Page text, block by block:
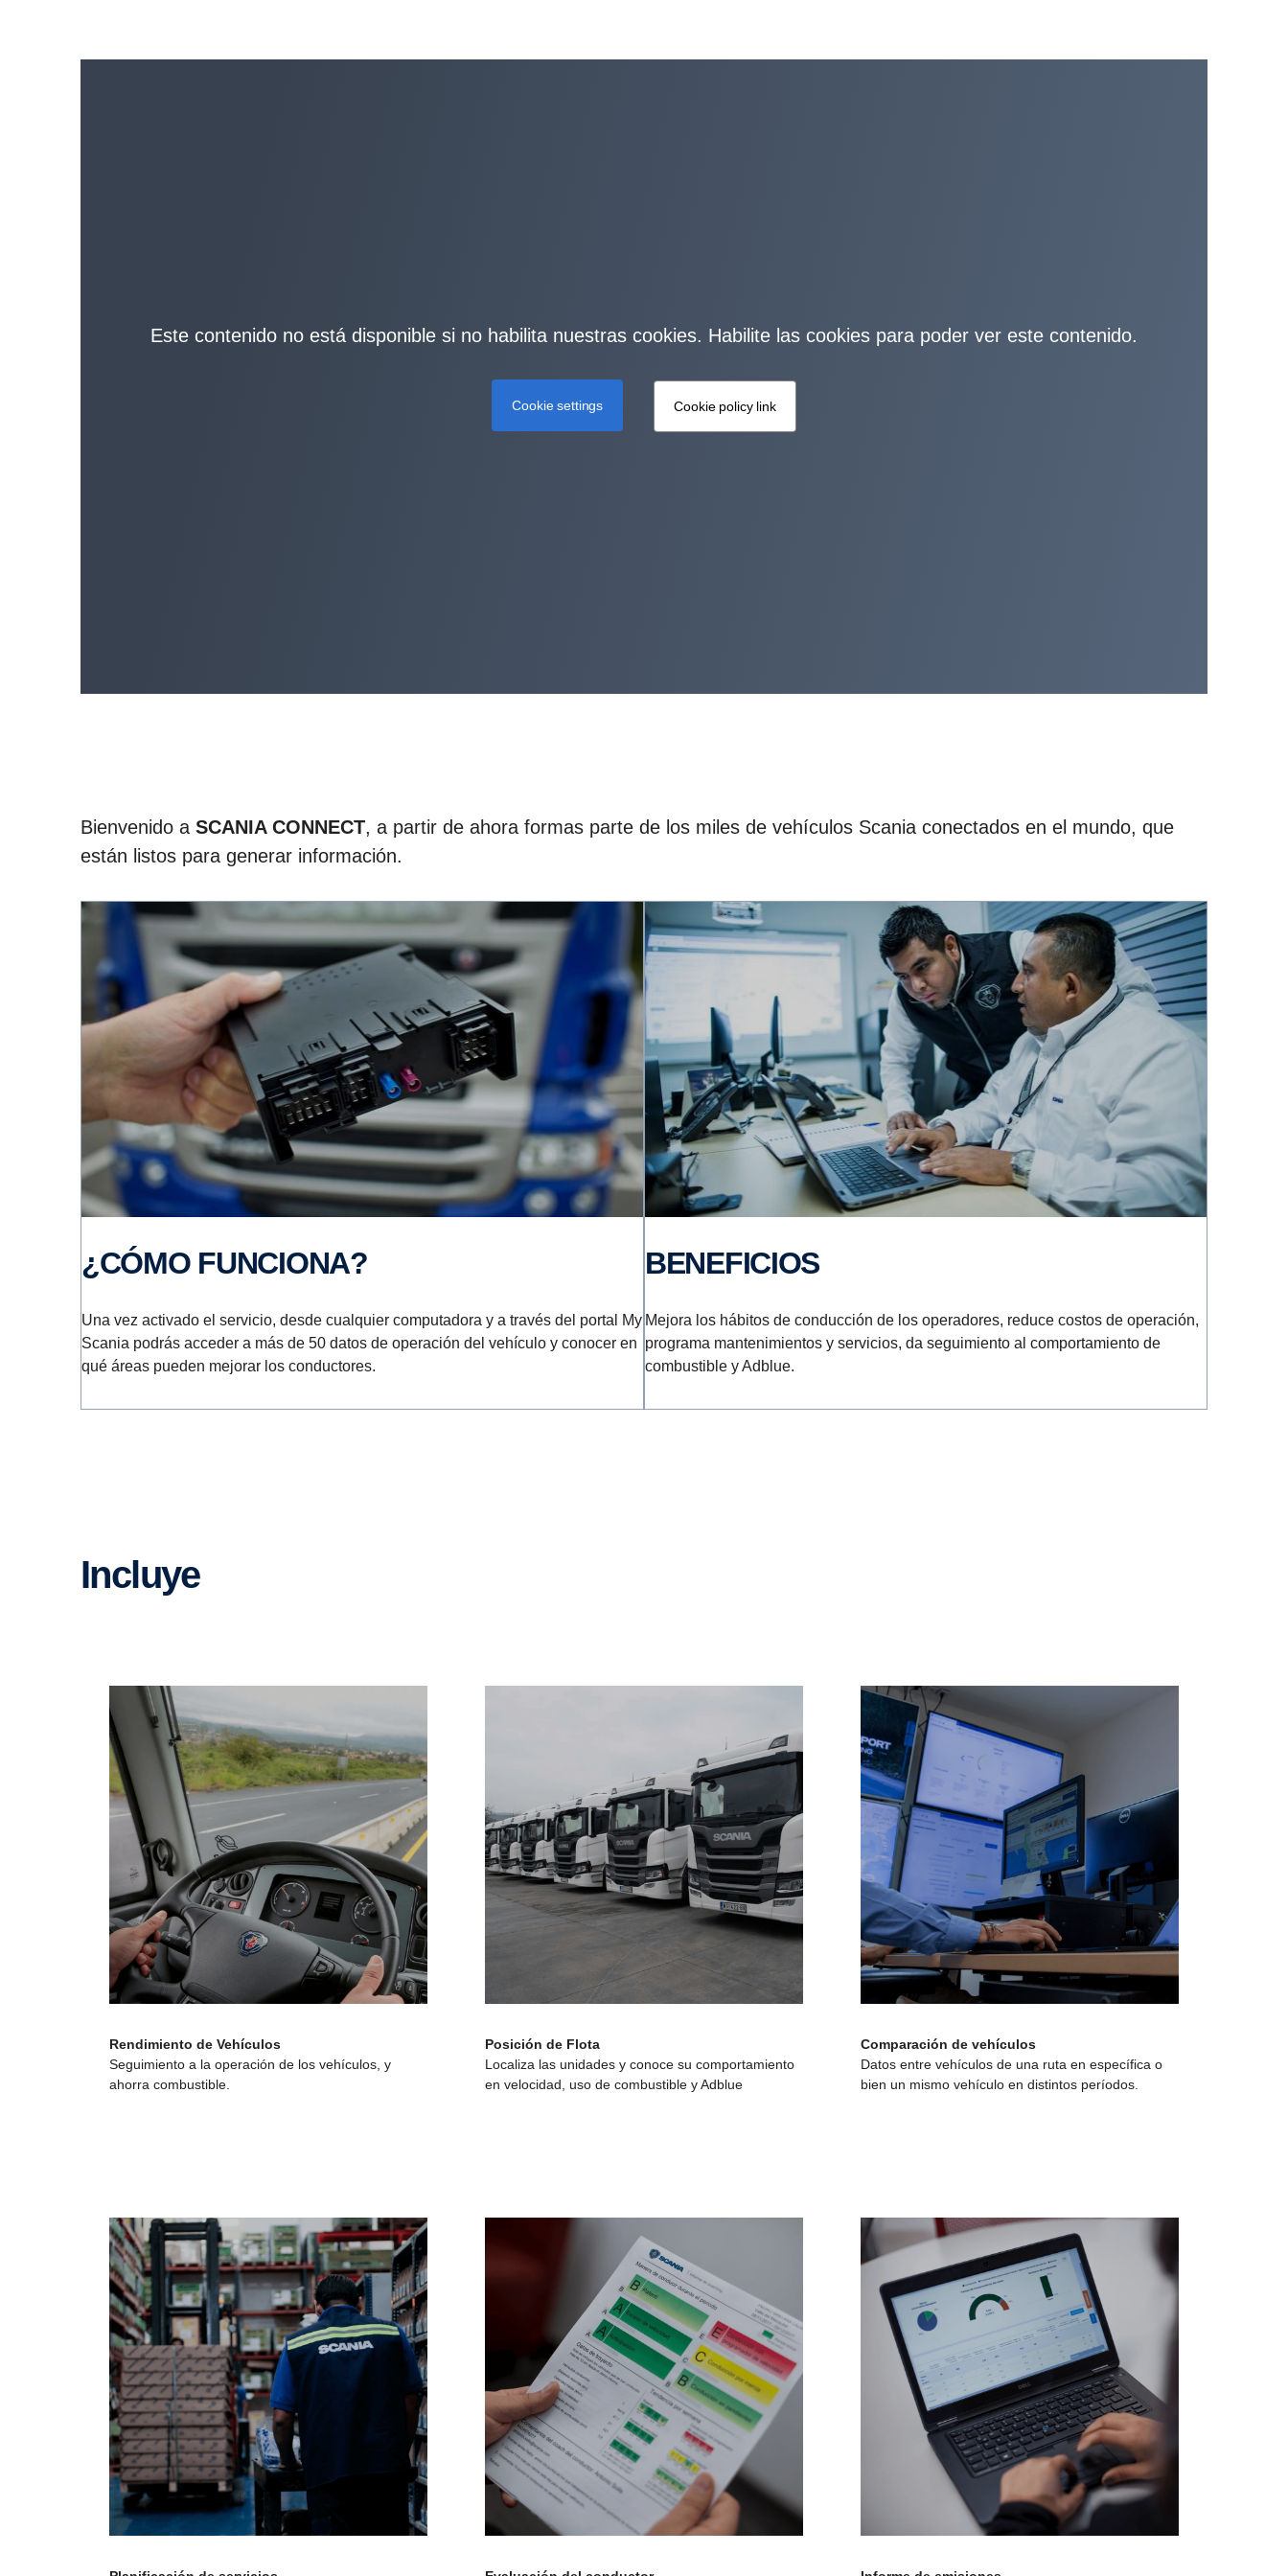
Este contenido no está disponible si no habilita nuestras cookies. Habilite las cookies para poder ver este contenido.
Cookie settings Cookie policy link
Bienvenido a SCANIA CONNECT, a partir de ahora formas parte de los miles de vehículos Scania conectados en el mundo, que
están listos para generar información.
¿CÓMO FUNCIONA?
Una vez activado el servicio, desde cualquier computadora y a través del portal My
Scania podrás acceder a más de 50 datos de operación del vehículo y conocer en
qué áreas pueden mejorar los conductores.
BENEFICIOS
Mejora los hábitos de conducción de los operadores, reduce costos de operación,
programa mantenimientos y servicios, da seguimiento al comportamiento de
combustible y Adblue.
Incluye
Rendimiento de Vehículos
Seguimiento a la operación de los vehículos, y
ahorra combustible.
Posición de Flota
Localiza las unidades y conoce su comportamiento
en velocidad, uso de combustible y Adblue
Comparación de vehículos
Datos entre vehículos de una ruta en específica o
bien un mismo vehículo en distintos períodos.